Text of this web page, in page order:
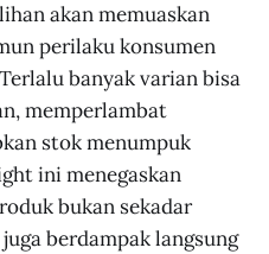
akan memuaskan
perilaku konsumen
banyak varian bisa
memperlambat
stok menumpuk
ini menegaskan
bukan sekadar
berdampak langsung